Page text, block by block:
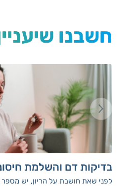
חשבנו
בדיקות דם והשלמת
לפני שאת חושבת על הריון, יש